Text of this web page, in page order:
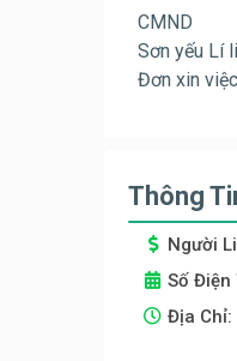
CMND
Sơn yếu Lí
Đơn xin việc
Thông
Người
Số Điện
Địa Chỉ: